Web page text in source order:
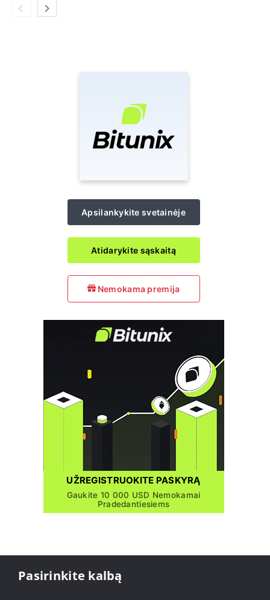
Apsilankykite svetainėje
Atidarykite sąskaitą
Nemokama premija
UŽREGISTRUOKITE PASKYRĄ
Gaukite 10 000 USD Nemokamai
Pradedantiesiems
Pasirinkite kalbą